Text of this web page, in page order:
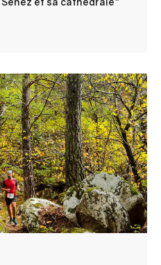
proposes a Trail
the sublime colors of